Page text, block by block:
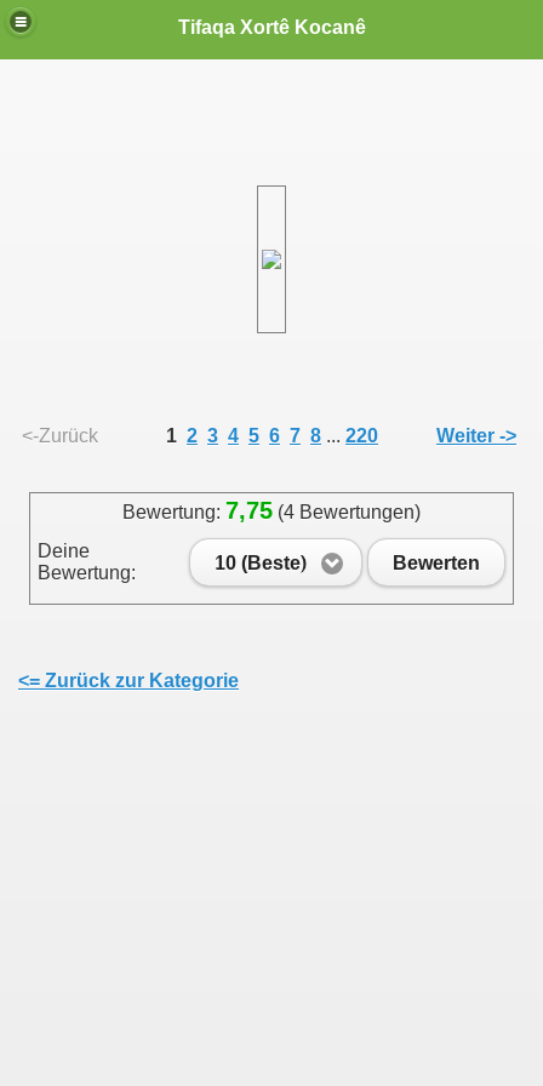
Tifaqa Xortê Kocanê
<-Zurück 1 2 3 4 5 6 7 8 ... 220 Weiter ->
Bewertung: 7,75 (4 Bewertungen)
Deine
Bewertung:
10 (Beste) Bewerten
<= Zurück zur Kategorie